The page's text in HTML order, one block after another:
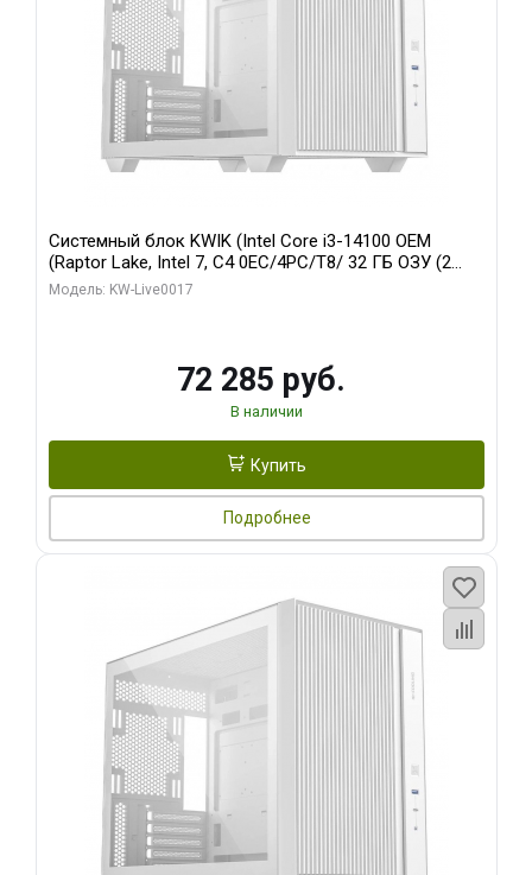
Системный блок KWIK (Intel Core i3-14100 OEM
(Raptor Lake, Intel 7, C4 0EC/4PC/T8/ 32 ГБ ОЗУ (2
модуля)/ Gigabyte Arc A310 WINDFORCE 4GB GDDR6
Модель: KW-Live0017
72 285 руб.
В наличии
Купить
Подробнее